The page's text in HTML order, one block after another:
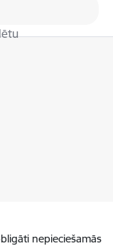
nepieciešamās